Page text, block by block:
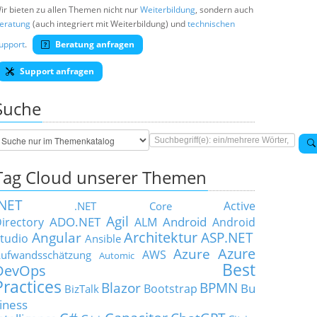
bieten zu allen Themen nicht nurWeiterbildung, sondern auch
(auch integriert mit Weiterbildung) undtechnischen
. Beratung anfragen
Support anfragen
Cloud unserer Themen
.NET Core
Active
ADO.NET Agil ALM Android Android
Angular Ansible Architektur ASP.NET
Automic AWS Azure Azure
Best
BizTalk Blazor Bootstrap BPMN Bu